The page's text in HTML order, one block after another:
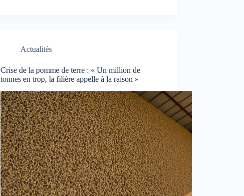
Actualités
Crise de la pomme de terre : « Un million de
tonnes en trop, la filière appelle à la raison »